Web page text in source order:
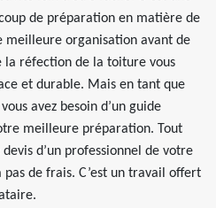
de préparation en matière de
organisation avant de
réfection de la toiture vous
et durable. Mais en tant que
avez besoin d’un guide
meilleure préparation. Tout
d’un professionnel de votre
pas de frais. C’est un travail offert